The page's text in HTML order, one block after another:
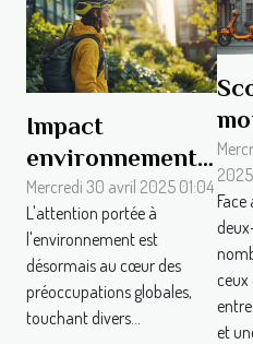
Impact
environnemental
et éco-conduite
une nouvelle
tendance chez
les motards
soucieux de
Mercredi 30 avril 2025 01:04
L'attention portée à
l'environnement est
désormais au cœur des
préoccupations globales,
touchant divers...
Face
ceux
et